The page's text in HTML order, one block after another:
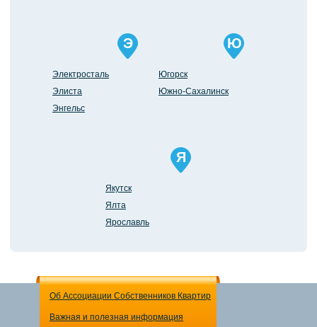
Э
Электросталь
Элиста
Энгельс
Ю
Югорск
Южно-Сахалинск
Я
Якутск
Ялта
Ярославль
Об Ассоциации Собственников Квартир
Важная и полезная информация